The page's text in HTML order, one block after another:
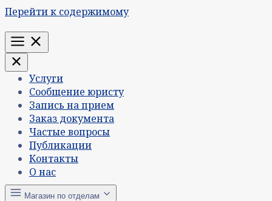
Перейти к содержимому
Меню
Услуги
Сообщение юристу
Запись на прием
Заказ документа
Частые вопросы
Публикации
Контакты
О нас
Магазин по отделам